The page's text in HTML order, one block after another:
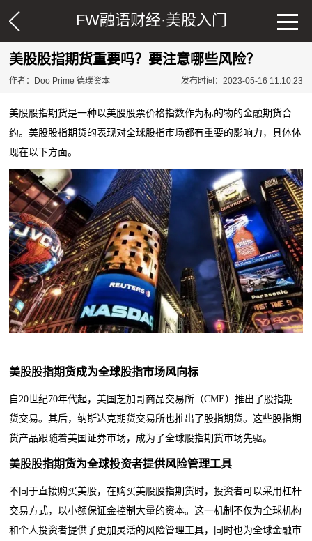
FW融语财经·美股入门
美股股指期货重要吗？要注意哪些风险？
作者：Doo Prime 德璞资本 发布时间：2023-05-16 11:10:23
美股股指期货是一种以美股股票价格指数作为标的物的金融期货合
约。美股股指期货的表现对全球股指市场都有重要的影响力，具体体
现在以下方面。
美股股指期货成为全球股指市场风向标
自20世纪70年代起，美国芝加哥商品交易所（CME）推出了股指期
货交易。其后，纳斯达克期货交易所也推出了股指期货。这些股指期
货产品跟随着美国证券市场，成为了全球股指期货市场先驱。
美股股指期货为全球投资者提供风险管理工具
不同于直接购买美股，在购买美股股指期货时，投资者可以采用杠杆
交易方式，以小额保证金控制大量的资本。这一机制不仅为全球机构
和个人投资者提供了更加灵活的风险管理工具，同时也为全球金融市